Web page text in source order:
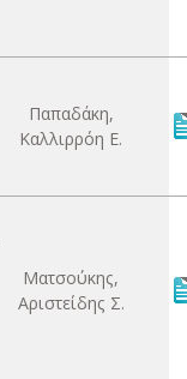
Παπαδάκη,
Καλλιρρόη Ε.
Ματσούκης,
Αριστείδης Σ.